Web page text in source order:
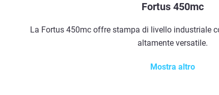
Fortus 450mc
La Fortus 450mc offre stampa di livello industriale
altamente versatile.
Mostra altro